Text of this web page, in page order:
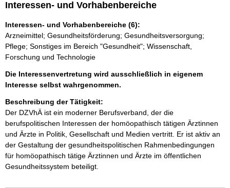
Interessen- und Vorhabenbereiche
Interessen- und Vorhabenbereiche (6):
Arzneimittel; Gesundheitsförderung; Gesundheitsversorgung;
Pflege; Sonstiges im Bereich "Gesundheit"; Wissenschaft,
Forschung und Technologie
Die Interessenvertretung wird ausschließlich in eigenem
Interesse selbst wahrgenommen.
Beschreibung der Tätigkeit:
Der DZVhÄ ist ein moderner Berufsverband, der die
berufspolitischen Interessen der homöopathisch tätigen Ärztinnen
und Ärzte in Politik, Gesellschaft und Medien vertritt. Er ist aktiv an
der Gestaltung der gesundheitspolitischen Rahmenbedingungen
für homöopathisch tätige Ärztinnen und Ärzte im öffentlichen
Gesundheitssystem beteiligt.